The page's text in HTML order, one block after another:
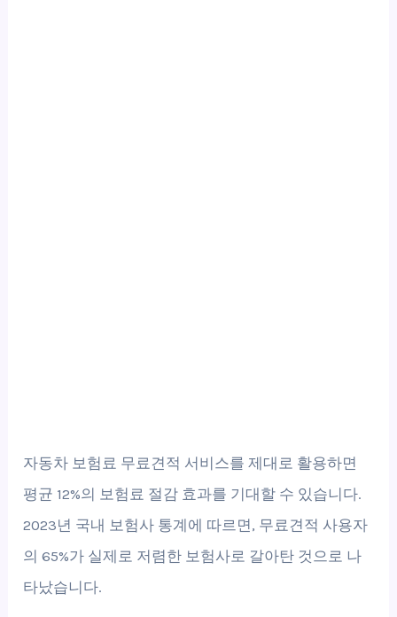
자동차 보험료 무료견적 서비스를 제대로 활용하면
평균 12%의 보험료 절감 효과를 기대할 수 있습니다.
2023년 국내 보험사 통계에 따르면, 무료견적 사용자
의 65%가 실제로 저렴한 보험사로 갈아탄 것으로 나
타났습니다.